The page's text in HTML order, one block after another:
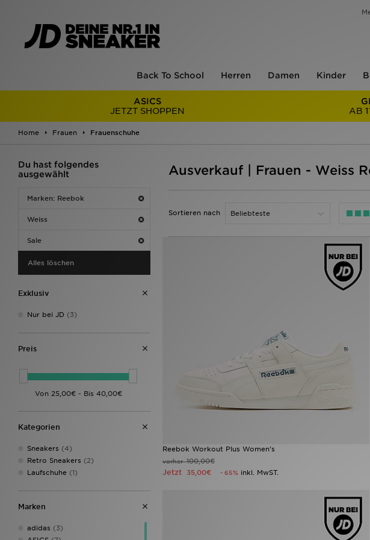
Back To School Herren Damen Kinder
ASICS
JETZT SHOPPEN
AB
Home Frauen Frauenschuhe
Du hast folgendes
ausgewählt
Marken: Reebok
Weiss
Sale
Alles löschen
Exklusiv
Nur bei JD (3)
Preis
Kategorien
Sneakers (4)
Retro Sneakers (2)
Laufschuhe (1)
Marken
adidas (3)
Ausverkauf | Frauen - Weiss
Sortieren nach
Reebok Workout Plus Women's
vorher100,00€
Jetzt 35,00€ - 65% inkl. MwST.